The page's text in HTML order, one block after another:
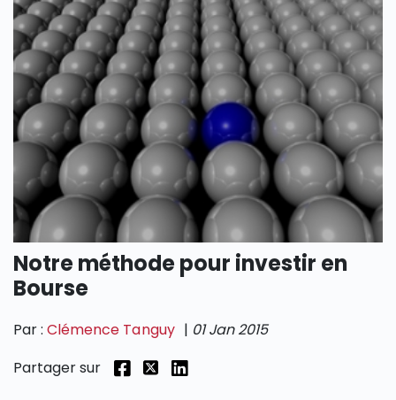
devenir membre
CATÉGORIES
SECTIONS
Notre méthode pour investir en
Bourse
Par :Clémence Tanguy | 01 Jan 2015
Partager sur